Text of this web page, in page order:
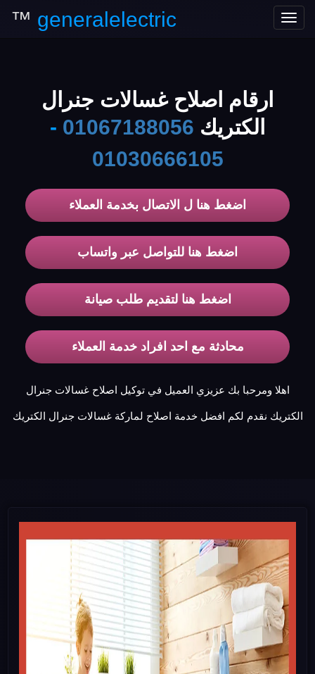
Toggle
generalelectric
™
ارقام اصلاح غسالات جنرال
الكتريك 01067188056
-
01030666105
اضغط هنا ل الاتصال بخدمة العملاء
اضغط هنا للتواصل عبر واتساب
اضغط هنا لتقديم طلب صيانة
محادثة مع احد افراد خدمة العملاء
اهلا ومرحبا بك عزيزي العميل في توكيل اصلاح غسالات جنرال
الكتريك نقدم لكم افضل خدمة اصلاح لماركة غسالات جنرال الكتريك